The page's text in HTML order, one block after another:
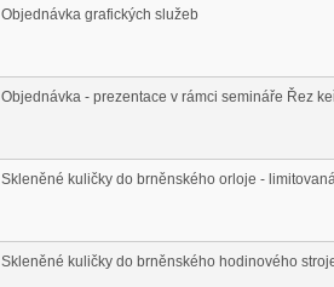
Objednávka grafických služeb
Objednávka - prezentace v rámci semináře Řez
Skleněné kuličky do brněnského orloje -
Skleněné kuličky do brněnského hodinového